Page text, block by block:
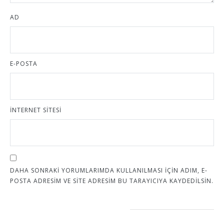
AD
E-POSTA
İNTERNET SITESI
DAHA SONRAKI YORUMLARIMDA KULLANILMASI IÇIN ADIM, E-
POSTA ADRESIM VE SITE ADRESIM BU TARAYICIYA KAYDEDILSIN.